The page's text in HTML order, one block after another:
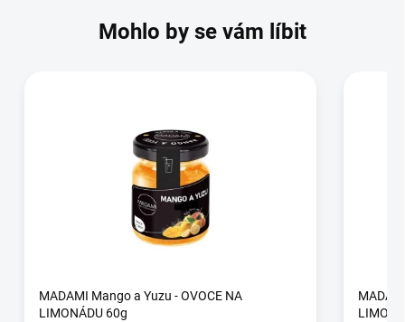
Mohlo by se vám líbit
MADAMI Mango a Yuzu - OVOCE NA
LIMONÁDU 60g